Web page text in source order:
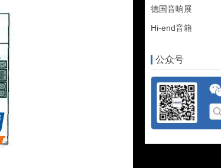
德国音响展
Hi-end音箱
公众号